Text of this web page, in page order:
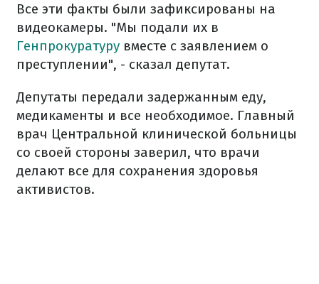
Все эти факты были зафиксированы на
видеокамеры. "Мы подали их в
Генпрокуратуру вместе с заявлением о
преступлении", - сказал депутат.
Депутаты передали задержанным еду,
медикаменты и все необходимое. Главный
врач Центральной клинической больницы
со своей стороны заверил, что врачи
делают все для сохранения здоровья
активистов.